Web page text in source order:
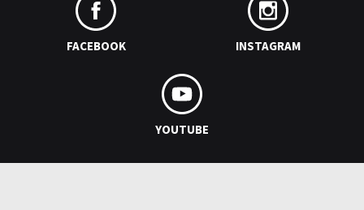
FACEBOOK INSTAGRAM
YOUTUBE